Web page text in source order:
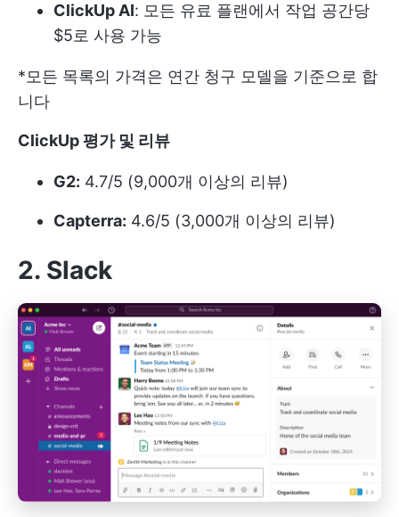
ClickUp AI: 모든 유료 플랜에서 작업 공간당
$5로 사용 가능
*모든 목록의 가격은 연간 청구 모델을 기준으로 합
니다
ClickUp 평가 및 리뷰
G2: 4.7/5 (9,000개 이상의 리뷰)
Capterra: 4.6/5 (3,000개 이상의 리뷰)
2. Slack